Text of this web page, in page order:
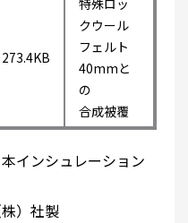
273.4KB
特殊ロッ
クウール
フェルト
40mmと
の
合成被覆
インシュレーション
）社製